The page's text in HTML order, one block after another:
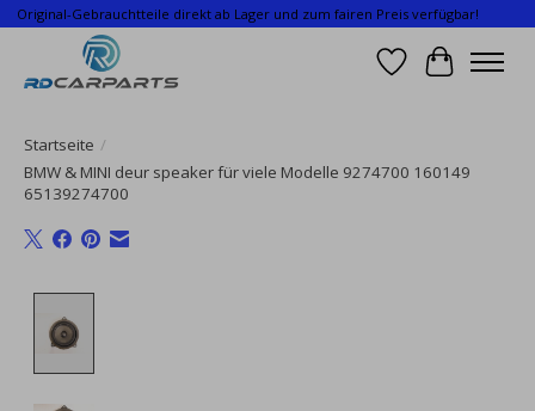
Original-Gebrauchtteile direkt ab Lager und zum fairen Preis verfügbar!
Wunschzettel
Ihr
Startseite /
BMW & MINI deur speaker für viele Modelle 9274700 160149
65139274700